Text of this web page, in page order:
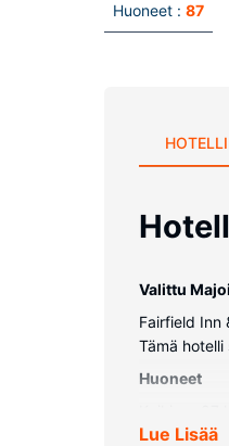
Huoneet : 87
Valittu
Fairfield Inn
Tämä
Huoneet
langaton
Lue Lisää